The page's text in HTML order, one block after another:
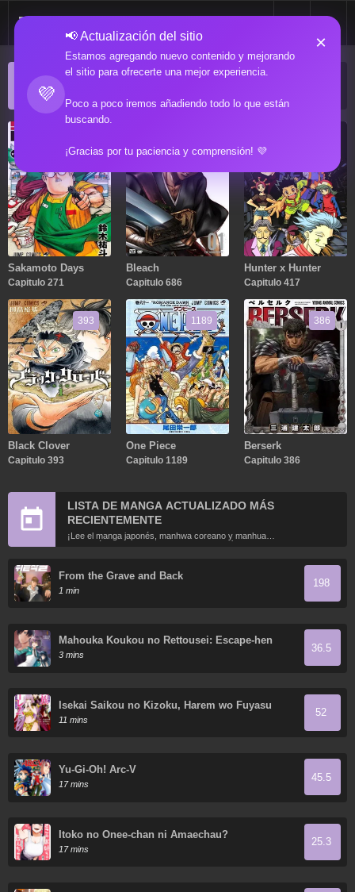
💜
📢 Actualización del sitio
Estamos agregando nuevo contenido y mejorando
el sitio para ofrecerte una mejor experiencia.
Poco a poco iremos añadiendo todo lo que están
buscando.
¡Gracias por tu paciencia y comprensión! 💜
×
ACTUALIZACIONES POPULARES
Sakamoto Days
Capitulo 271
Bleach
Capitulo 686
Hunter x Hunter
Capitulo 417
393
Black Clover
Capitulo 393
1189
One Piece
Capitulo 1189
386
Berserk
Capitulo 386
LISTA DE MANGA ACTUALIZADO MÁS
RECIENTEMENTE
¡Lee el manga japonés, manhwa coreano y manhua
chino más recientemente actualizados en línea gratis!
From the Grave and Back
1 min
198
Mahouka Koukou no Rettousei: Escape-hen
3 mins
36.5
Isekai Saikou no Kizoku, Harem wo Fuyasu
Hodo Tsuyoku Naru
11 mins
52
Yu-Gi-Oh! Arc-V
17 mins
45.5
Itoko no Onee-chan ni Amaechau?
17 mins
25.3